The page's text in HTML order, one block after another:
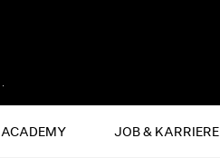
ACADEMY JOB & KARRIERE